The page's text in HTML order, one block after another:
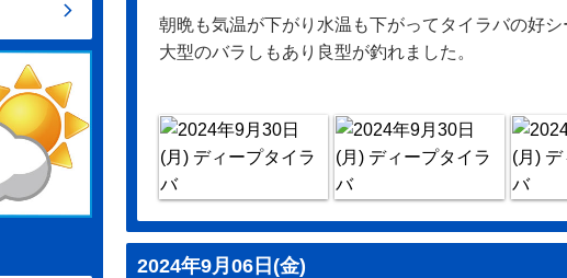
朝晩も気温が下がり水温も下がってタイラバの好シ
大型のバラしもあり良型が釣れました。
2024年9月06日(金)